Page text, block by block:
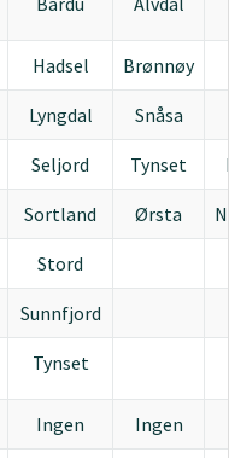
Hadsel Brønnøy
Lyngdal Snåsa
Seljord Tynset
Sortland Ørsta
Stord
Sunnfjord
Tynset
Ingen Ingen